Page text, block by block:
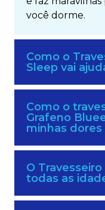
você dorme.
Como o
Sleep vai
Como o
Grafeno
minhas
O
todas as